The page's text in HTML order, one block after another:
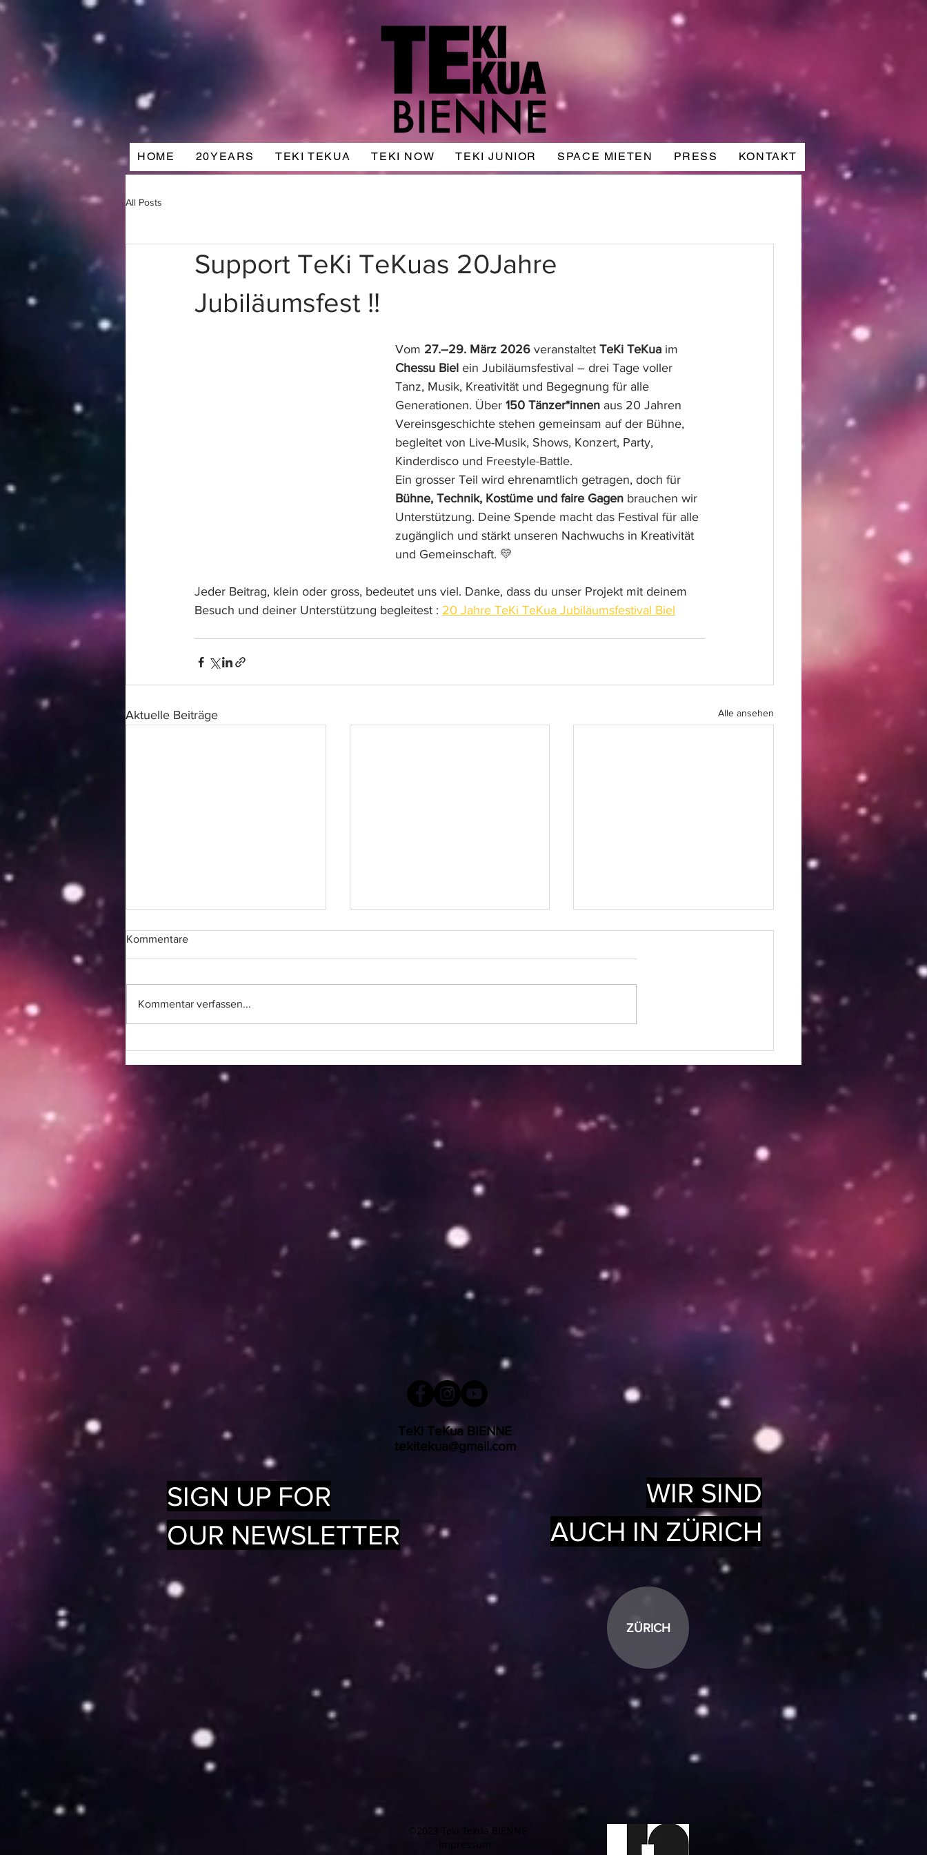
HOME 20YEARS TEKI TEKUA TEKI NOW TEKI JUNIOR SPACE MIETEN PRESS KONTAKT
All Posts
Support TeKi TeKuas 20Jahre
Jubiläumsfest !!
Vom 27.–29. März 2026 veranstaltet TeKi TeKua im
Chessu Biel ein Jubiläumsfestival – drei Tage voller
Tanz, Musik, Kreativität und Begegnung für alle
Generationen. Über 150 Tänzer*innen aus 20 Jahren
Vereinsgeschichte stehen gemeinsam auf der Bühne,
begleitet von Live-Musik, Shows, Konzert, Party,
Kinderdisco und Freestyle-Battle.
Ein grosser Teil wird ehrenamtlich getragen, doch für
Bühne, Technik, Kostüme und faire Gagen brauchen wir
Unterstützung. Deine Spende macht das Festival für alle
zugänglich und stärkt unseren Nachwuchs in Kreativität
und Gemeinschaft. 💛
Jeder Beitrag, klein oder gross, bedeutet uns viel. Danke, dass du unser Projekt mit deinem
Besuch und deiner Unterstützung begleitest : 20 Jahre TeKi TeKua Jubiläumsfestival Biel
Aktuelle Beiträge Alle ansehen
PLUS Q` ILE FESTIVAL
Kommentare
Kommentar verfassen...
TeKi TeKua BIENNE
tekitekua@gmail.com
SIGN UP FOR
OUR NEWSLETTER
ZÜRICH
WIR SIND
AUCH IN ZÜRICH
©2023 Teki Tekua BIENNE